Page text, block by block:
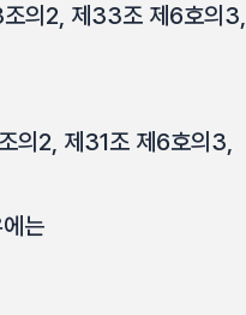
의2, 제33조 제6호의3,
의2, 제31조 제6호의3,
는